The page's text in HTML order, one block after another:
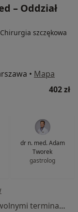
– Oddział
szczękowa
• Mapa
402 zł
dr n. med. Adam
Tworek
gastrolog
Brak dostępnych specjalistów z wolnymi terminami w tym centrum medycznym.